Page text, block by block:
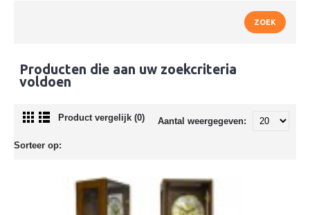
Producten die aan uw zoekcriteria
voldoen
Product vergelijk (0) Aantal weergegeven:
Sorteer op: